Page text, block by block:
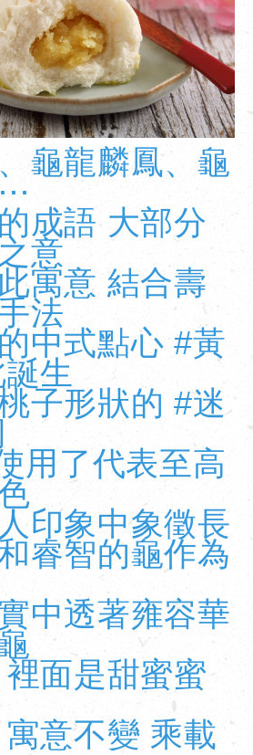
龜龍麟鳳、龜
成語 大部分
意
寓意 結合壽
法
中式點心 #黃
生
子形狀的#迷
用了代表至高
印象中象徵長
睿智的龜作為
中透著雍容華
面是甜蜜蜜
意不變 乘載